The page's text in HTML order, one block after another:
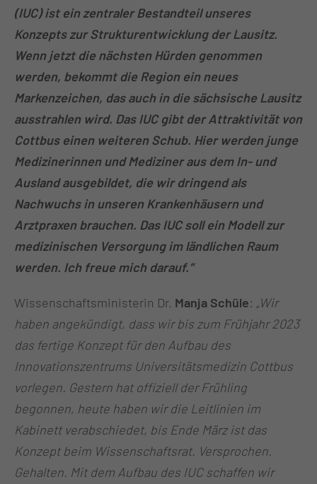
(IUC) ist ein zentraler Bestandteil unseres
Konzepts zur Strukturentwicklung der Lausitz.
Wenn jetzt die nächsten Hürden genommen
werden, bekommt die Region ein neues
Markenzeichen, das auch in die sächsische Lausitz
ausstrahlen wird. Das IUC gibt der Attraktivität von
Cottbus einen weiteren Schub. Hier werden junge
Medizinerinnen und Mediziner aus dem In- und
Ausland ausgebildet, die wir dringend als
Nachwuchs in unseren Krankenhäusern und
Arztpraxen brauchen. Das IUC soll ein Modell zur
medizinischen Versorgung im ländlichen Raum
werden. Ich freue mich darauf.“
Wissenschaftsministerin Dr. Manja Schüle: „Wir
haben angekündigt, dass wir bis zum Frühjahr 2023
das fertige Konzept für den Aufbau des
Innovationszentrums Universitätsmedizin Cottbus
vorlegen. Gestern hat offiziell der Frühling
begonnen, heute haben wir die Leitlinien im
Kabinett verabschiedet, bis Ende März ist das
Konzept beim Wissenschaftsrat. Versprochen.
Gehalten. Mit dem Aufbau des IUC schaffen wir